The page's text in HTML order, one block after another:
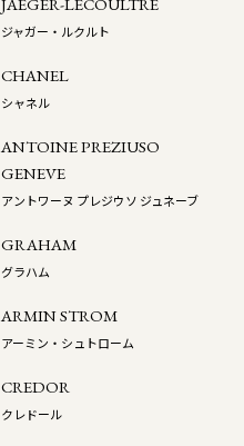
ジャガー・ルクルト
CHANEL
シャネル
ANTOINE PREZIUSO
GENEVE
アントワーヌ プレジウソ ジュネーブ
GRAHAM
グラハム
ARMIN STROM
アーミン・シュトローム
CREDOR
クレドール